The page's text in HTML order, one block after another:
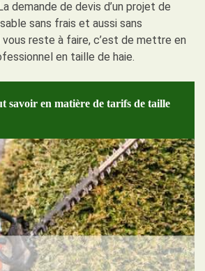
demande de devis d’un projet de
sans frais et aussi sans
vous reste à faire, c’est de mettre en
en taille de haie.
savoir en matière de tarifs de taille